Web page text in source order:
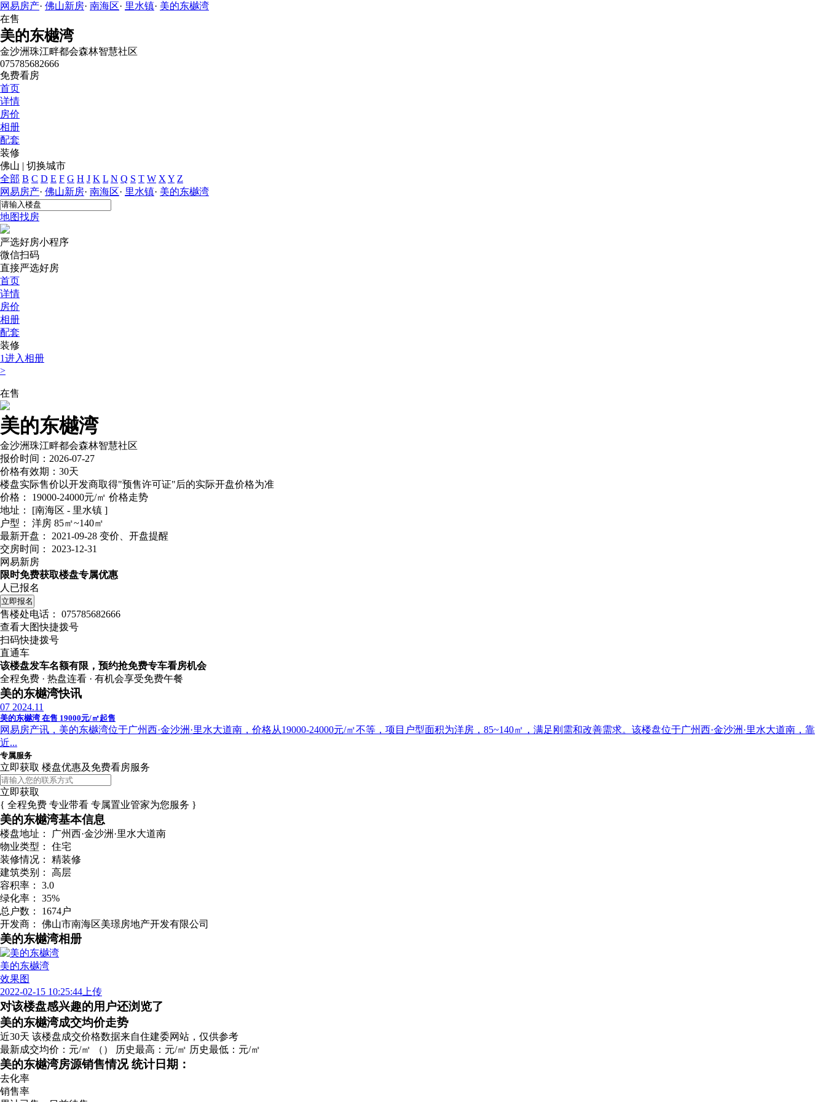
网易房产· 佛山新房· 南海区· 里水镇· 美的东樾湾
在售
美的东樾湾
金沙洲珠江畔都会森林智慧社区
075785682666
免费看房
首页
详情
房价
相册
配套
装修
佛山 | 切换城市
全部 B C D E F G H J K L N Q S T W X Y Z
网易房产· 佛山新房· 南海区· 里水镇· 美的东樾湾
地图找房
严选好房小程序
微信扫码
直接严选好房
首页
详情
房价
相册
配套
装修
1进入相册
>
在售
美的东樾湾
金沙洲珠江畔都会森林智慧社区
报价时间：2026-07-27
价格有效期：30天
楼盘实际售价以开发商取得"预售许可证"后的实际开盘价格为准
价格：
19000-24000元/㎡ 价格走势
地址：
[南海区 - 里水镇 ]
户型：
洋房 85㎡~140㎡
最新开盘：
2021-09-28 变价、开盘提醒
交房时间：
2023-12-31
网易新房
限时免费获取楼盘专属优惠
人已报名
立即报名
售楼处电话：
075785682666
查看大图快捷拨号
扫码快捷拨号
直通车
该楼盘发车名额有限，预约抢免费专车看房机会
全程免费 · 热盘连看 · 有机会享受免费午餐
美的东樾湾快讯
07 2024.11
美的东樾湾 在售 19000元/㎡起售
网易房产讯，美的东樾湾位于广州西·金沙洲·里水大道南，价格从19000-24000元/㎡不等，项目户型面积为洋房，85~140㎡，满足刚需和改善需求。该楼盘位于广州西·金沙洲·里水大道南，靠
近...
专属服务
立即获取 楼盘优惠及免费看房服务
立即获取
{ 全程免费 专业带看 专属置业管家为您服务 }
美的东樾湾基本信息
楼盘地址：
广州西·金沙洲·里水大道南
物业类型：
住宅
装修情况：
精装修
建筑类别：
高层
容积率：
3.0
绿化率：
35%
总户数：
1674户
开发商：
佛山市南海区美璟房地产开发有限公司
美的东樾湾相册
美的东樾湾
效果图
2022-02-15 10:25:44上传
对该楼盘感兴趣的用户还浏览了
广告
美的东樾湾成交均价走势
近30天 该楼盘成交价格数据来自住建委网站，仅供参考
最新成交均价： 元/㎡ （ ） 历史最高： 元/㎡ 历史最低： 元/㎡
美的东樾湾房源销售情况统计日期：
去化率
销售率